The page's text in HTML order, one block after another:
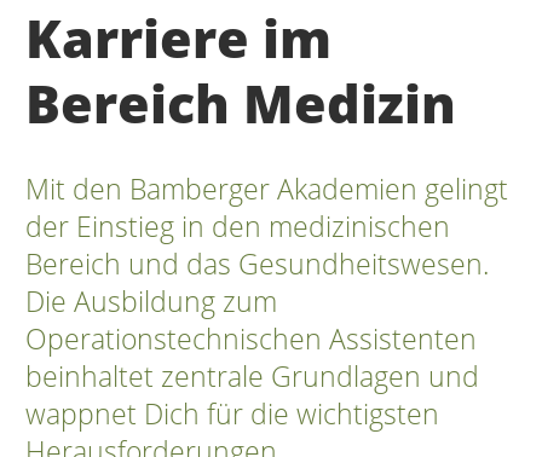
Karriere im
Bereich Medizin
Mit den Bamberger Akademien gelingt
der Einstieg in den medizinischen
Bereich und das Gesundheitswesen.
Die Ausbildung zum
Operationstechnischen Assistenten
beinhaltet zentrale Grundlagen und
wappnet Dich für die wichtigsten